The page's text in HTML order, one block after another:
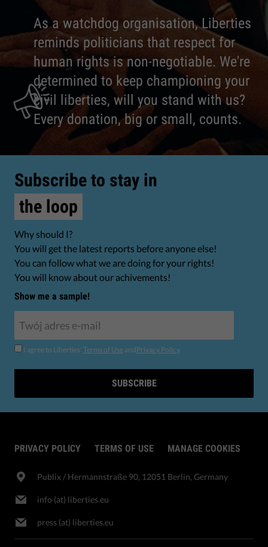
As a watchdog organisation, Liberties
reminds politicians that respect for
human rights is non-negotiable. We're
determined to keep championing your
civil liberties, will you stand with us?
Every donation, big or small, counts.
Subscribe to stay in
the loop
Why should I?
You will get the latest reports before anyone else!
You can follow what we are doing for your rights!
You will know about our achivements!
Show me a sample!
I agree to Liberties' Terms of Use andPrivacy Policy.
SUBSCRIBE
PRIVACY POLICY TERMS OF USE MANAGE COOKIES
Publix​ / Hermannstraße 90, 12051 Berlin, Germany
info (at) liberties.eu
press (at) liberties.eu